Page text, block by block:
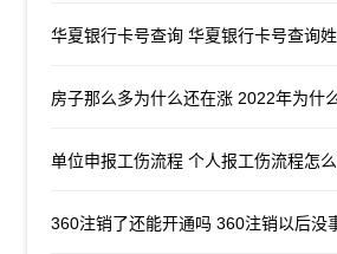
华夏银行卡号查询 华夏银行卡号查询
房子那么多为什么还在涨 2022年为什
单位申报工伤流程 个人报工伤流程怎
360注销了还能开通吗 360注销以后没